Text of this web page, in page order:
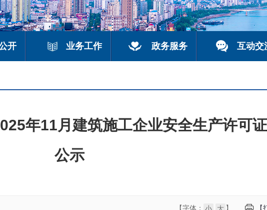
开 业务工作 政务服务 互动交
年11月建筑施工企业安全生产许可
公示
【
【字体： 】